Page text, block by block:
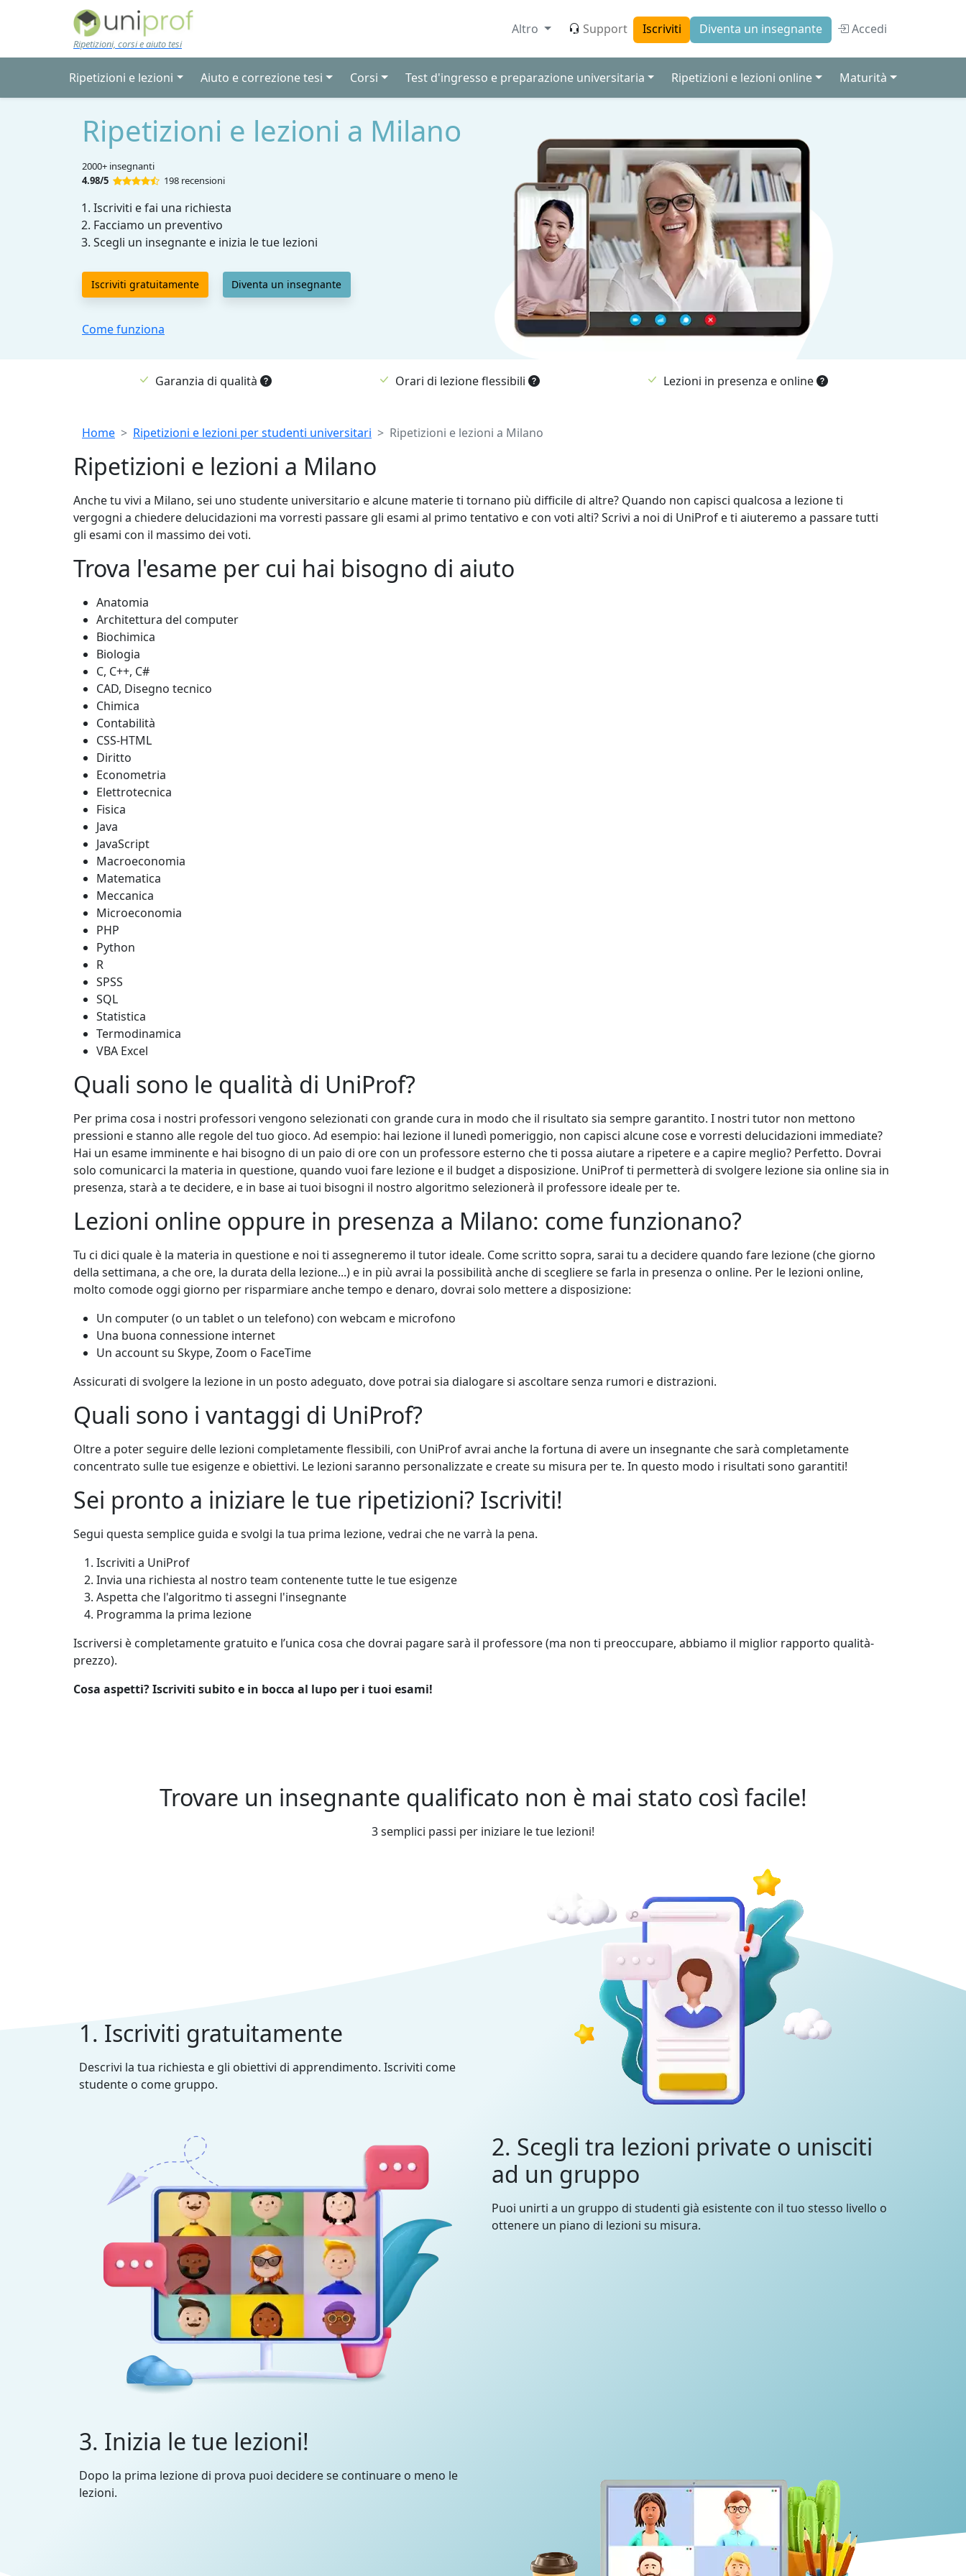
Skip to main content
Ripetizioni, corsi e aiuto tesi
Altro Support Iscriviti Diventa un insegnante Accedi
Ripetizioni e lezioni Aiuto e correzione tesi Corsi Test d'ingresso e preparazione universitaria Ripetizioni e lezioni online Maturità
Ripetizioni e lezioni a Milano
2000+ insegnanti
4.98/5
198 recensioni
Iscriviti e fai una richiesta
Facciamo un preventivo
Scegli un insegnante e inizia le tue lezioni
Iscriviti gratuitamente Diventa un insegnante
Come funziona
Garanzia di qualità Orari di lezione flessibili Lezioni in presenza e online
Breadcrumb
Home Ripetizioni e lezioni per studenti universitari Ripetizioni e lezioni a Milano
Ripetizioni e lezioni a Milano
Anche tu vivi a Milano, sei uno studente universitario e alcune materie ti tornano più difficile di altre? Quando non capisci qualcosa a lezione ti
vergogni a chiedere delucidazioni ma vorresti passare gli esami al primo tentativo e con voti alti? Scrivi a noi di UniProf e ti aiuteremo a passare tutti
gli esami con il massimo dei voti.
Trova l'esame per cui hai bisogno di aiuto
Anatomia
Architettura del computer
Biochimica
Biologia
C, C++, C#
CAD, Disegno tecnico
Chimica
Contabilità
CSS-HTML
Diritto
Econometria
Elettrotecnica
Fisica
Java
JavaScript
Macroeconomia
Matematica
Meccanica
Microeconomia
PHP
Python
R
SPSS
SQL
Statistica
Termodinamica
VBA Excel
Quali sono le qualità di UniProf?
Per prima cosa i nostri professori vengono selezionati con grande cura in modo che il risultato sia sempre garantito. I nostri tutor non mettono
pressioni e stanno alle regole del tuo gioco. Ad esempio: hai lezione il lunedì pomeriggio, non capisci alcune cose e vorresti delucidazioni immediate?
Hai un esame imminente e hai bisogno di un paio di ore con un professore esterno che ti possa aiutare a ripetere e a capire meglio? Perfetto. Dovrai
solo comunicarci la materia in questione, quando vuoi fare lezione e il budget a disposizione. UniProf ti permetterà di svolgere lezione sia online sia in
presenza, starà a te decidere, e in base ai tuoi bisogni il nostro algoritmo selezionerà il professore ideale per te.
Lezioni online oppure in presenza a Milano: come funzionano?
Tu ci dici quale è la materia in questione e noi ti assegneremo il tutor ideale. Come scritto sopra, sarai tu a decidere quando fare lezione (che giorno
della settimana, a che ore, la durata della lezione...) e in più avrai la possibilità anche di scegliere se farla in presenza o online. Per le lezioni online,
molto comode oggi giorno per risparmiare anche tempo e denaro, dovrai solo mettere a disposizione:
Un computer (o un tablet o un telefono) con webcam e microfono
Una buona connessione internet
Un account su Skype, Zoom o FaceTime
Assicurati di svolgere la lezione in un posto adeguato, dove potrai sia dialogare si ascoltare senza rumori e distrazioni.
Quali sono i vantaggi di UniProf?
Oltre a poter seguire delle lezioni completamente flessibili, con UniProf avrai anche la fortuna di avere un insegnante che sarà completamente
concentrato sulle tue esigenze e obiettivi. Le lezioni saranno personalizzate e create su misura per te. In questo modo i risultati sono garantiti!
Sei pronto a iniziare le tue ripetizioni? Iscriviti!
Segui questa semplice guida e svolgi la tua prima lezione, vedrai che ne varrà la pena.
Iscriviti a UniProf
Invia una richiesta al nostro team contenente tutte le tue esigenze
Aspetta che l'algoritmo ti assegni l'insegnante
Programma la prima lezione
Iscriversi è completamente gratuito e l’unica cosa che dovrai pagare sarà il professore (ma non ti preoccupare, abbiamo il miglior rapporto qualità-
prezzo).
Cosa aspetti? Iscriviti subito e in bocca al lupo per i tuoi esami!
Trovare un insegnante qualificato non è mai stato così facile!
3 semplici passi per iniziare le tue lezioni!
1. Iscriviti gratuitamente
Descrivi la tua richiesta e gli obiettivi di apprendimento. Iscriviti come
studente o come gruppo.
2. Scegli tra lezioni private o unisciti
ad un gruppo
Puoi unirti a un gruppo di studenti già esistente con il tuo stesso livello o
ottenere un piano di lezioni su misura.
3. Inizia le tue lezioni!
Dopo la prima lezione di prova puoi decidere se continuare o meno le
lezioni.